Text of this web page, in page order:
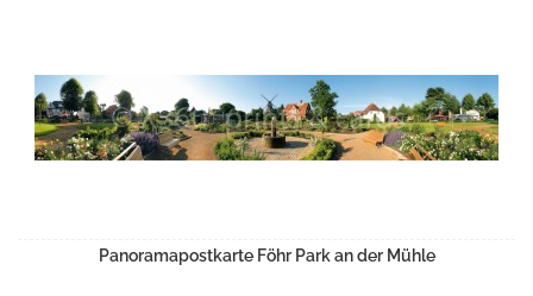
Panoramapostkarte Föhr Park an der Mühle